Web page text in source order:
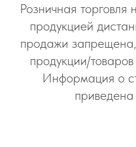
Розничная
продукцией
продажи
продукции/
Информация о